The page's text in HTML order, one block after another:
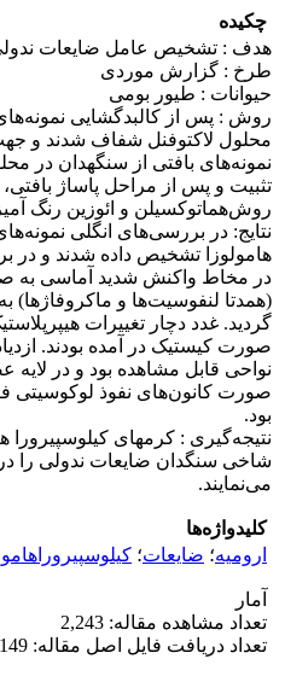
چکیده
هدف : تشخیص عامل ضایعات
طرخ : گزارش موردی
حیوانات : طیور بومی
روش : پس از کالبدگشایی
محلول لاکتوفنل شفاف شدند و
روش‌هماتوکسیلن و ائوزین رنگ
نتایج: در بررسی‌های انگلی
هامولوزا تشخیص داده شدند و در
در مخاط واکنش شدید آماسی به
(همدتا لنفوسیت‌ها و ماکروفاژها)
گردید. غدد دچار تغییرات
صورت کیستیک در آمده بودند.
نواحی قابل مشاهده بود و در لایه
صورت کانون‌های نفوذ لوکوسیتی
بود.
نتیجه‌گیری : کرمهای
شاخی سنگدان ضایعات ندولی را
می‌نمایند.
کلیدواژه‌ها
ارومیه؛ ضایعات؛
آمار
تعداد مشاهده مقاله: 2,243
تعداد دریافت فایل اصل مقاله: 1,149